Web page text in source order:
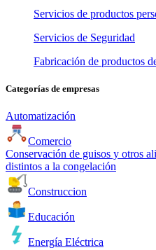
Servicios de productos
Servicios de Seguridad
Fabricación de productos
Categorías de empresas
Automatización
Comercio
Conservación de guisos y otros
distintos a la congelación
Construccion
Educación
Energía Eléctrica